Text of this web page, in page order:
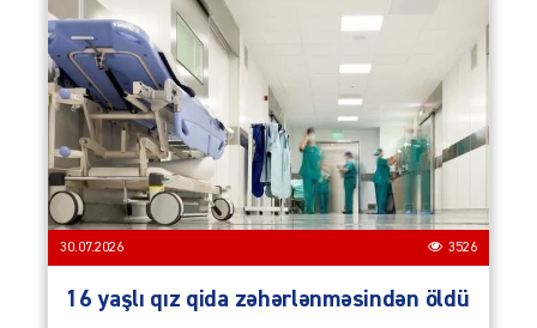
30.07.2026 3526
16 yaşlı qız qida zəhərlənməsindən öldü